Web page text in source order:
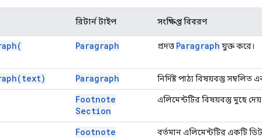
রিটার্ন টাইপ সংক্ষিপ্ত বিবরণ
Paragraph প্রদত্ত Paragraph যুক্ত করে।
text) Paragraph নির্দিষ্ট পাঠ্য বিষয়বস্তু
Footnote
Section
এলিমেন্টটির বিষয়বস্তু মুছে
Footnote
বর্তমান এলিমেন্টটির একটি